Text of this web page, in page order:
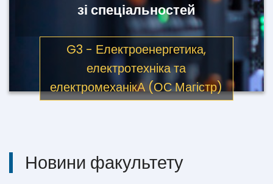
зі спеціальностей
G3 - Електроенергетика,
електротехніка та
електромеханікА (ОС Магістр)
Новини факультету